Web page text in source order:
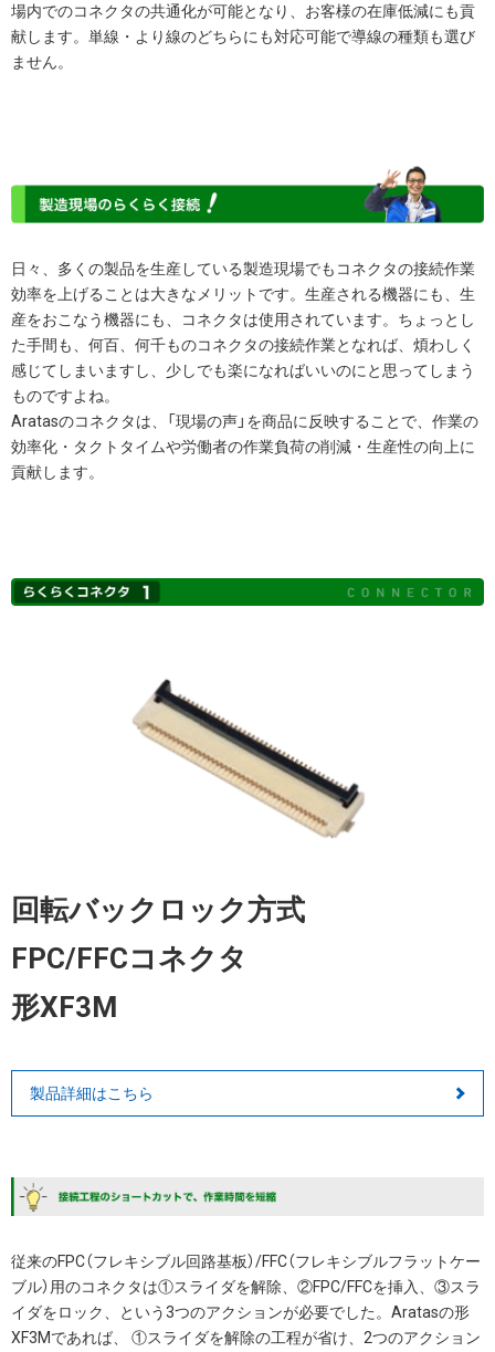
場内でのコネクタの共通化が可能となり、お客様の在庫低減にも貢
献します。単線・より線のどちらにも対応可能で導線の種類も選び
ません。
日々、多くの製品を生産している製造現場でもコネクタの接続作業
効率を上げることは大きなメリットです。生産される機器にも、生
産をおこなう機器にも、コネクタは使用されています。ちょっとし
た手間も、何百、何千ものコネクタの接続作業となれば、煩わしく
感じてしまいますし、少しでも楽になればいいのにと思ってしまう
ものですよね。
Aratasのコネクタは、「現場の声」を商品に反映することで、作業の
効率化・タクトタイムや労働者の作業負荷の削減・生産性の向上に
貢献します。
回転バックロック方式
FPC/FFCコネクタ
形XF3M
製品詳細はこちら
従来のFPC（フレキシブル回路基板）/FFC（フレキシブルフラットケー
ブル）用のコネクタは①スライダを解除、②FPC/FFCを挿入、③スラ
イダをロック、という3つのアクションが必要でした。Aratasの形
XF3Mであれば、 ①スライダを解除の工程が省け、2つのアクション